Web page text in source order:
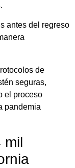
antes del regreso
de
seguras,
el proceso
pandemia
mil